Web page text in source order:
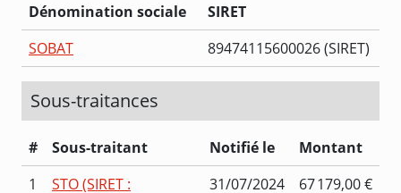
Dénomination sociale
SIRET
SOBAT
89474115600026 (SIRET)
Sous-traitances
# Sous-traitant Notifié le
Montant
1
STO (SIRET :
31/07/2024
67 179,00 €